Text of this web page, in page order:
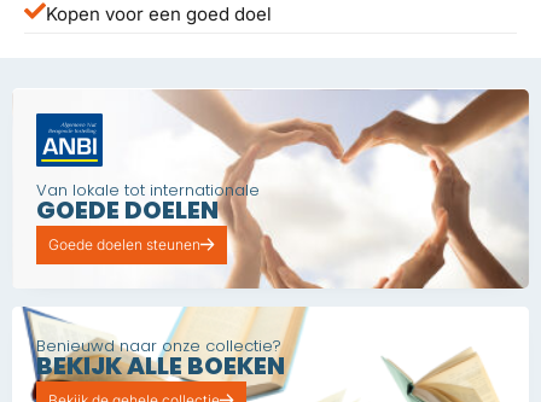
Kopen voor een goed doel
Van lokale tot internationale
GOEDE DOELEN
Goede doelen steunen
Benieuwd naar onze collectie?
BEKIJK ALLE BOEKEN